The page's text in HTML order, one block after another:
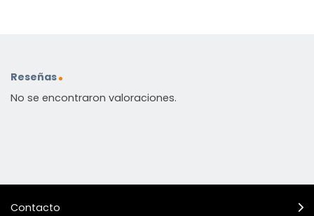
Reseñas
No se encontraron valoraciones.
Contacto